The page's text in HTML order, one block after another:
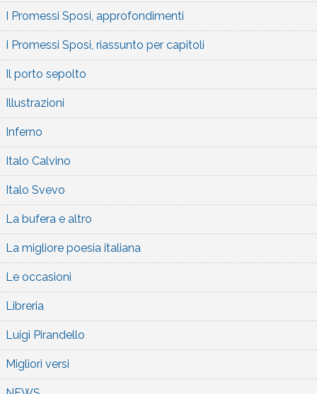
I Promessi Sposi, approfondimenti
I Promessi Sposi, riassunto per capitoli
Il porto sepolto
Illustrazioni
Inferno
Italo Calvino
Italo Svevo
La bufera e altro
La migliore poesia italiana
Le occasioni
Libreria
Luigi Pirandello
Migliori versi